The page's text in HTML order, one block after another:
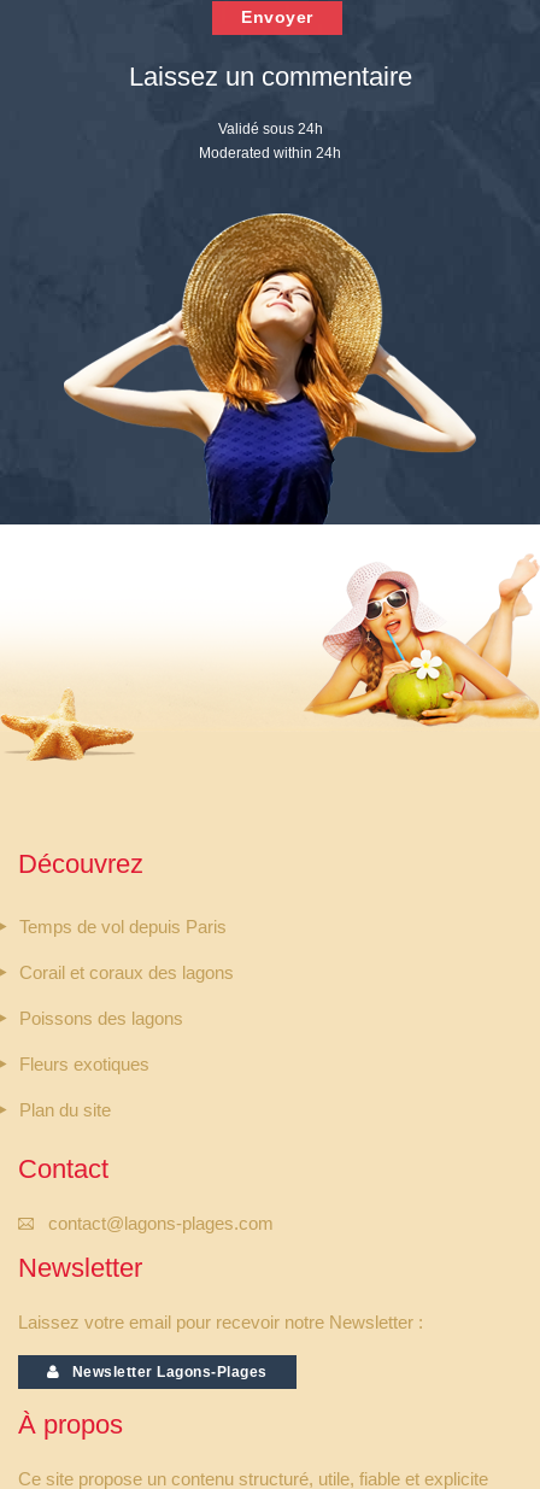
Envoyer
Laissez un commentaire
Validé sous 24h
Moderated within 24h
Découvrez
Temps de vol depuis Paris
Corail et coraux des lagons
Poissons des lagons
Fleurs exotiques
Plan du site
Contact
contact@lagons-plages.com
Newsletter
Laissez votre email pour recevoir notre Newsletter :
Newsletter Lagons-Plages
À propos
Ce site propose un contenu structuré, utile, fiable et explicite